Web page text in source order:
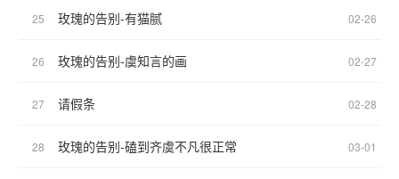
25 玫瑰的告别-有猫腻 02-26
26 玫瑰的告别-虞知言的画 02-27
27 请假条 02-28
28 玫瑰的告别-磕到齐虞不凡很正常 03-01